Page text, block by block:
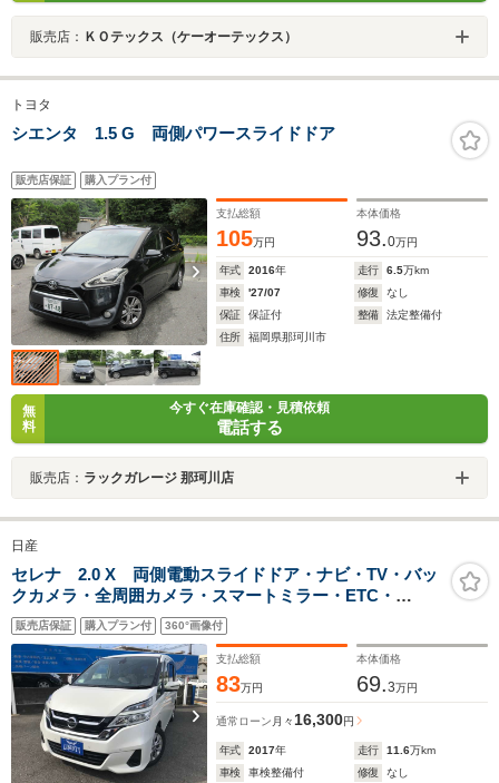
販売店： ＫＯテックス（ケーオーテックス）
トヨタ
シエンタ 1.5 G 両側パワースライドドア
販売店保証 購入プラン付
支払総額
105万円
本体価格
93.0万円
年式 2016年 走行 6.5万km
車検
'27/07 修復
なし
保証
保証付 整備
法定整備付
住所
福岡県那珂川市
無
料
今すぐ在庫確認・見積依頼
電話する
販売店： ラックガレージ 那珂川店
日産
セレナ 2.0 X 両側電動スライドドア・ナビ・TV・バッ
クカメラ・全周囲カメラ・スマートミラー・ETC・
Bluetooth・インテリキー・Pスタート・8人乗
販売店保証 購入プラン付 360°画像付
支払総額
83万円
本体価格
69.3万円
通常ローン 月々 16,300円
年式 2017年 走行 11.6万km
車検
車検整備付 修復
なし